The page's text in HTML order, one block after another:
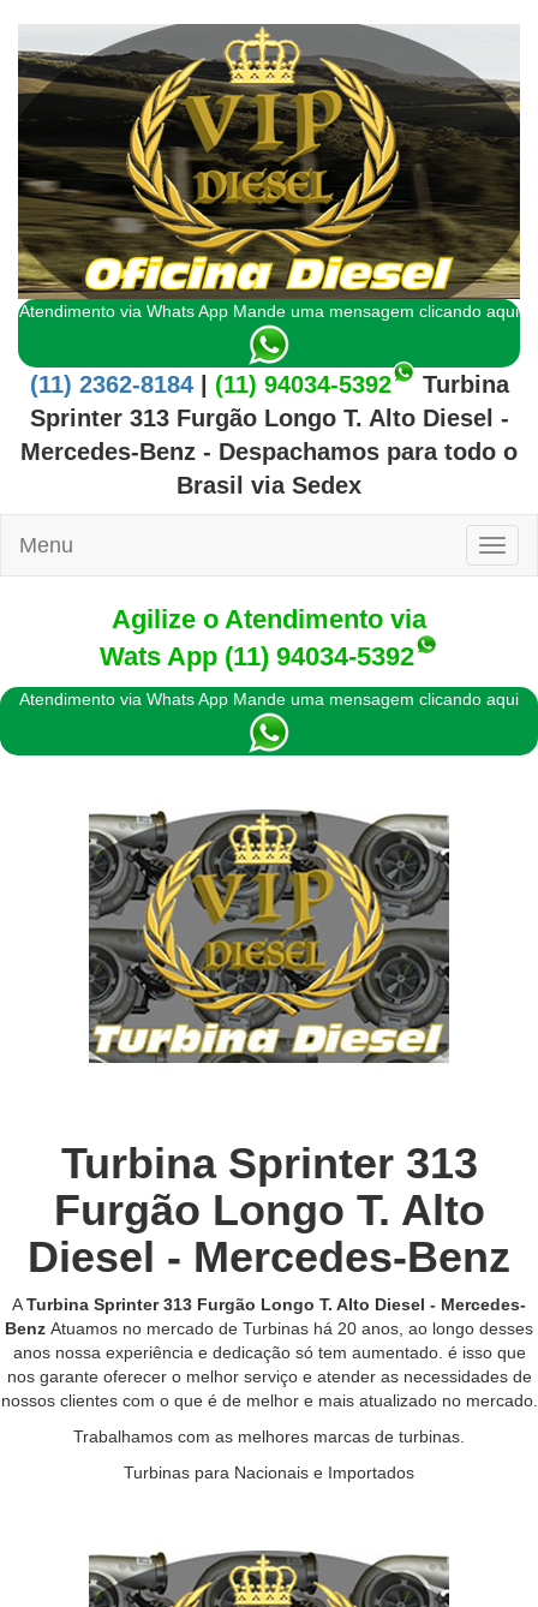
Atendimento via Whats App Mande uma mensagem clicando aqui
(11) 2362-8184| (11) 94034-5392
Turbina
Sprinter 313 Furgão Longo T. Alto Diesel -
Mercedes-Benz - Despachamos para todo o
Brasil via Sedex
Menu
Agilize o Atendimento via
Wats App (11) 94034-5392
Atendimento via Whats App Mande uma mensagem clicando aqui
Turbina Sprinter 313
Furgão Longo T. Alto
Diesel - Mercedes-Benz
ATurbina Sprinter 313 Furgão Longo T. Alto Diesel - Mercedes-
Benz Atuamos no mercado de Turbinas há 20 anos, ao longo desses
anos nossa experiência e dedicação só tem aumentado. é isso que
nos garante oferecer o melhor serviço e atender as necessidades de
nossos clientes com o que é de melhor e mais atualizado no mercado.
Trabalhamos com as melhores marcas de turbinas.
Turbinas para Nacionais e Importados